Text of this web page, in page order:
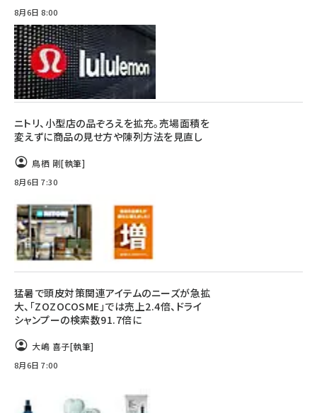
8月6日 8:00
ニトリ、小型店の品ぞろえを拡充。売場面積を
変えずに商品の見せ方や陳列方法を見直し
鳥栖 剛[執筆]
8月6日 7:30
猛暑で頭皮対策関連アイテムのニーズが急拡
大、「ZOZOCOSME」では売上2.4倍、ドライ
シャンプーの検索数91.7倍に
大嶋 喜子[執筆]
8月6日 7:00